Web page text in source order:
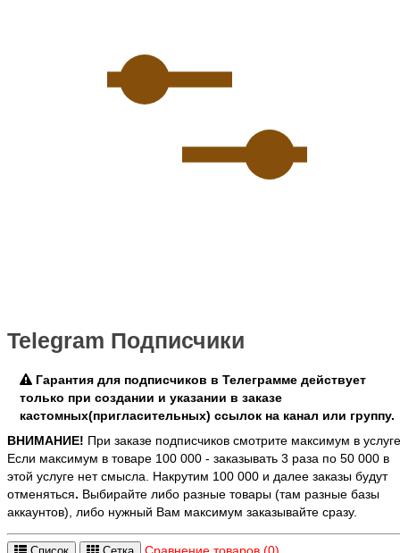
Telegram Подписчики
Гарантия для подписчиков в Телеграмме действует
только при создании и указании в заказе
кастомных(пригласительных) ссылок на канал или группу.
ВНИМАНИЕ!При заказе подписчиков смотрите максимум в
Если максимум в товаре 100 000 - заказывать 3 раза по 50 000 в
этой услуге нет смысла. Накрутим 100 000 и далее заказы будут
отменяться .Выбирайте либо разные товары (там разные базы
аккаунтов), либо нужный Вам максимум заказывайте сразу.